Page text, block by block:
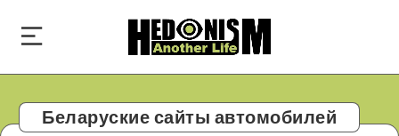
Беларуские сайты автомобилей